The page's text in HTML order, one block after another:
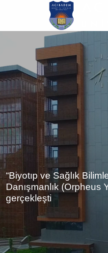
atla
“Biyotıp ve Sağlık
Danışmanlık (Orpheus
gerçekleşti